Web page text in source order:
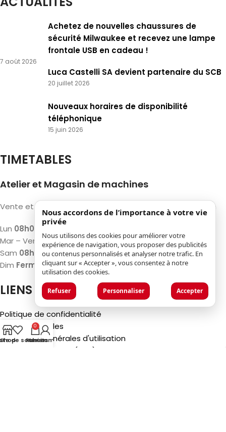
Achetez de nouvelles chaussures de
sécurité Milwaukee et recevez une lampe
frontale USB en cadeau !
7 août 2026
Luca Castelli SA devient partenaire du SCB
20 juillet 2026
Nouveaux horaires de disponibilité
téléphonique
15 juin 2026
TIMETABLES
Atelier et Magasin de machines
Vente et réparation de machines et Bois de construction
Lun 08h00 – 12h00 / 13h00 – 17h00
Mar – Ven
07h30 – 12h00 / 13h00 – 18h00
Sam 08h00 – 12h00 / 13h00 – 17h00
Dim Fermé
LIENS
Politique de confidentialité
Mentions légales
Conditions générales d'utilisation
Foire aux questions (FAQ)
Shopde souhaits
0
Panier
Mon compte
Nous accordons de l’importance à votre vie
privée
Nous utilisons des cookies pour améliorer votre
expérience de navigation, vous proposer des publicités
ou contenus personnalisés et analyser notre trafic. En
cliquant sur « Accepter », vous consentez à notre
utilisation des cookies.
Refuser Personnaliser Accepter